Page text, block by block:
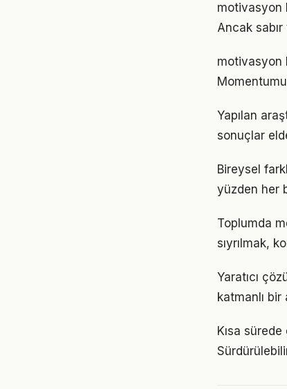
motivasyon
Ancak
motivasyon
Yapılan
sonuçlar
Bireysel
yüzden her
Toplumda
sıyrılmak,
Yaratıcı
katmanlı bir
Kısa